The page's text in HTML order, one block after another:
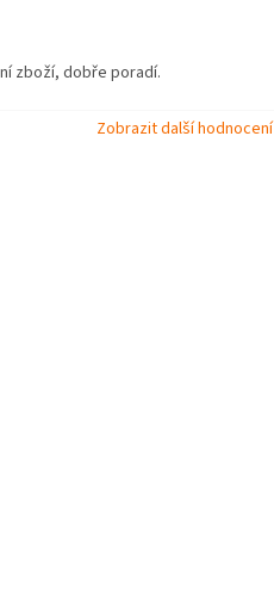
je 5 z 5 hvězdiček.
zboží, dobře poradí.
Zobrazit další hodnocení